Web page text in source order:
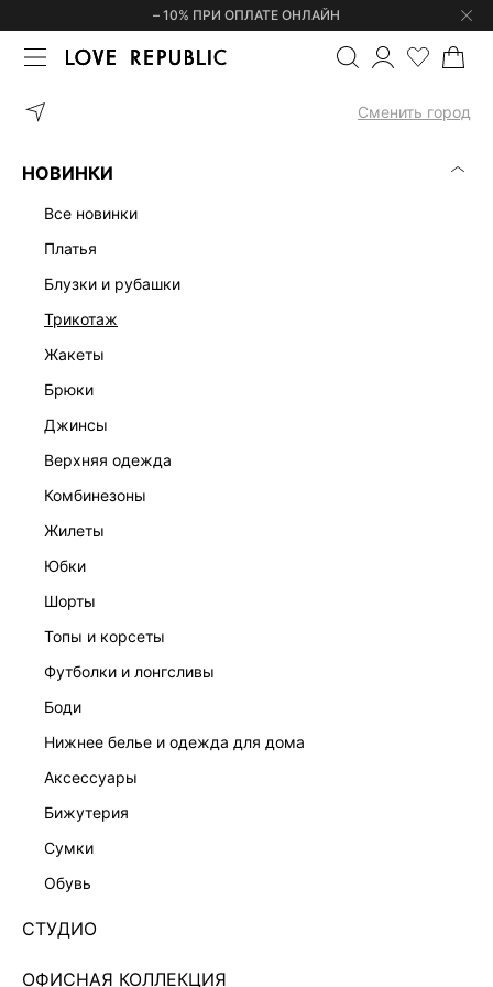
– 10% ПРИ ОПЛАТЕ ОНЛАЙН
Сменить город
НОВИНКИ
все новинки
платья
блузки и рубашки
трикотаж
жакеты
брюки
джинсы
верхняя одежда
комбинезоны
жилеты
юбки
шорты
топы и корсеты
футболки и лонгсливы
боди
нижнее белье и одежда для дома
аксессуары
бижутерия
сумки
обувь
СТУДИО
ОФИСНАЯ КОЛЛЕКЦИЯ
ГЛАВНАЯ ШОРТЫ-БЕРМУДЫ ИЗ 100%
ЦВЕТ: